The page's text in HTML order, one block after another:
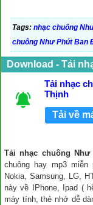
Tags: nhạc chuông
chuông Như Phút Ban
Download - Tải
Tải nhạc
Thịnh
Tải về
Tải nhạc chuông
chuông hay mp3 miễn
Nokia, Samsung, LG,
này về IPhone, Ipad (
máy tính, thẻ nhớ dễ